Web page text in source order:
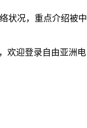
状况，重点介绍被中
欢迎登录自由亚洲电